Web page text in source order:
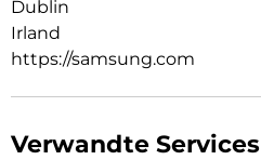
Dublin
Irland
https://samsung.com
Verwandte Services